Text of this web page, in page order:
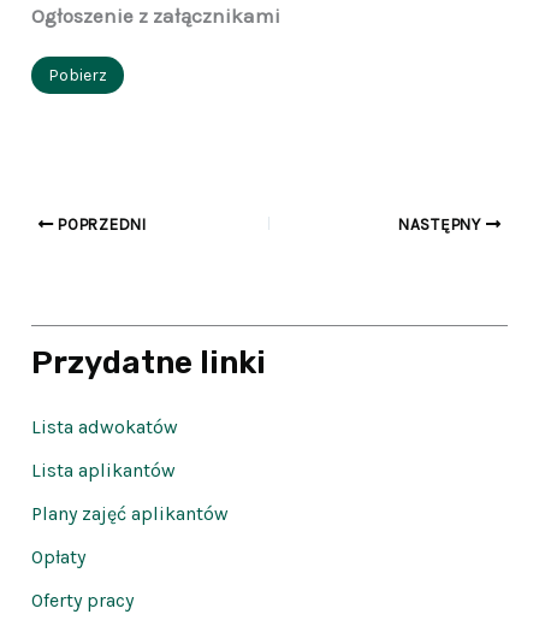
Ogłoszenie z załącznikami
Pobierz
POPRZEDNI NASTĘPNY
Przydatne linki
Lista adwokatów
Lista aplikantów
Plany zajęć aplikantów
Opłaty
Oferty pracy